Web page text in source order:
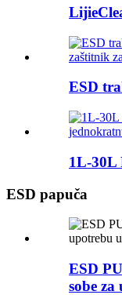
ESD
1L-30L
ESD papuča
ESD
sobe